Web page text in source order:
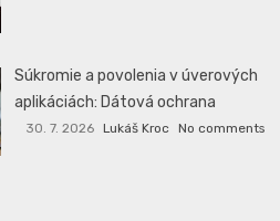
Súkromie a povolenia v úverových
aplikáciách: Dátová ochrana
30. 7. 2026 Lukáš Kroc No comments